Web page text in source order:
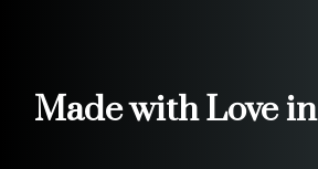
MadewithLove in